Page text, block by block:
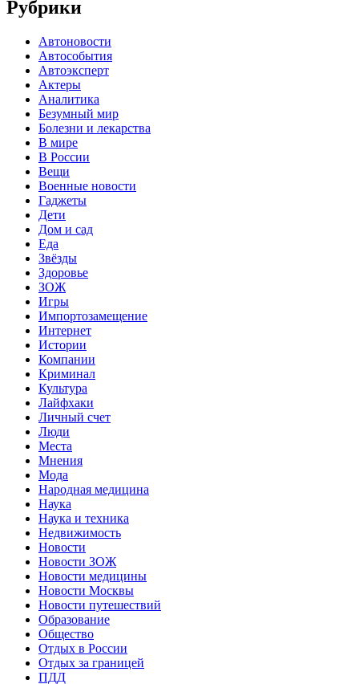
Рубрики
Автоновости
Автособытия
Автоэксперт
Актеры
Аналитика
Безумный мир
Болезни и лекарства
В мире
В России
Вещи
Военные новости
Гаджеты
Дети
Дом и сад
Еда
Звёзды
Здоровье
ЗОЖ
Игры
Импортозамещение
Интернет
Истории
Компании
Криминал
Культура
Лайфхаки
Личный счет
Люди
Места
Мнения
Мода
Народная медицина
Наука
Наука и техника
Недвижимость
Новости
Новости ЗОЖ
Новости медицины
Новости Москвы
Новости путешествий
Образование
Общество
Отдых в России
Отдых за границей
ПДД